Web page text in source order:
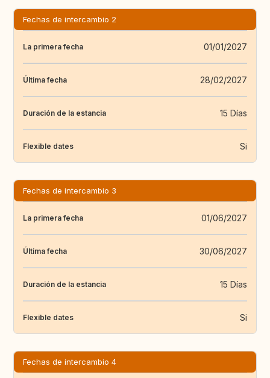
Fechas de intercambio 2
La primera fecha 01/01/2027
Última fecha 28/02/2027
Duración de la estancia 15 Días
Flexible dates Si
Fechas de intercambio 3
La primera fecha 01/06/2027
Última fecha 30/06/2027
Duración de la estancia 15 Días
Flexible dates Si
Fechas de intercambio 4